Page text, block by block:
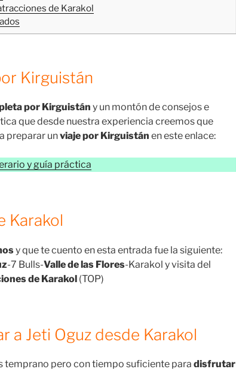
de Karakol
Kirguistán
por Kirguistán y un montón de consejos e
que desde nuestra experiencia creemos que
preparar unviaje por Kirguistán en este enlace:
y guía práctica
Karakol
y que te cuento en esta entrada fue la siguiente:
-7 Bulls-Valle de las Flores-Karakol y visita del
de Karakol (TOP)
a Jeti Oguz desde Karakol
temprano pero con tiempo suficiente para disfrutar